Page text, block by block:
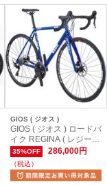
GIOS ( ジオス )
GIOS ( ジオス ) ロードバ
イク REGINA ( レジーナ
) ジオスブルー 520 ( 身
長目安175cm前後 )
35%OFF 286,000円
（税込）